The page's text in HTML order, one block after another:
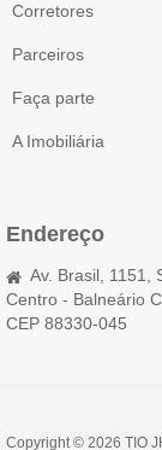
Corretores
Parceiros
Faça parte
A Imobiliária
Endereço
Av. Brasil, 1151,
Centro - Balneário
CEP 88330-045
Copyright © 2026 TIO